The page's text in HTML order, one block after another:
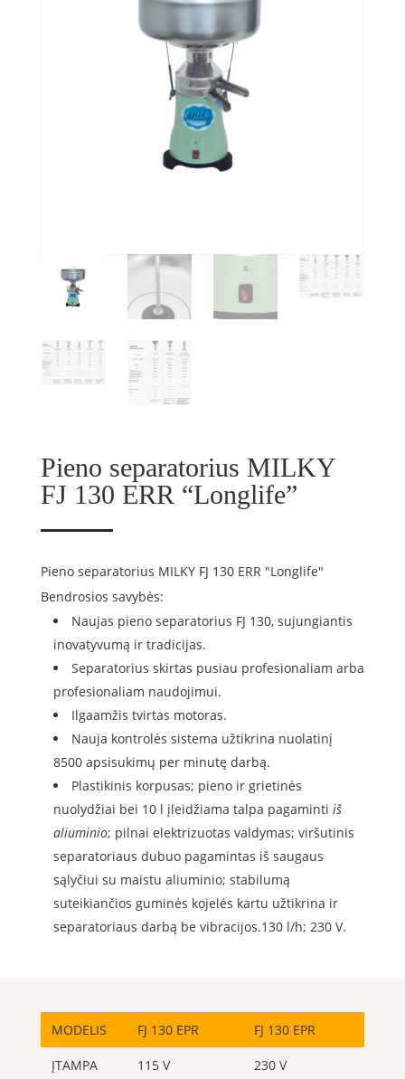
Pieno separatorius MILKY
FJ 130 ERR “Longlife”
Pieno separatorius MILKY FJ 130 ERR "Longlife"
Bendrosios savybės:
Naujas pieno separatorius FJ 130, sujungiantis
inovatyvumą ir tradicijas.
Separatorius skirtas pusiau profesionaliam arba
profesionaliam naudojimui.
Ilgaamžis tvirtas motoras.
Nauja kontrolės sistema užtikrina nuolatinį
8500 apsisukimų per minutę darbą.
Plastikinis korpusas; pieno ir grietinės
nuolydžiai bei 10 l įleidžiama talpa pagaminti iš
aliuminio; pilnai elektrizuotas valdymas; viršutinis
separatoriaus dubuo pagamintas iš saugaus
sąlyčiui su maistu aliuminio; stabilumą
suteikiančios guminės kojelės kartu užtikrina ir
separatoriaus darbą be vibracijos.130 l/h; 230 V.
MODELIS FJ 130 EPR FJ 130 EPR
ĮTAMPA 115 V 230 V